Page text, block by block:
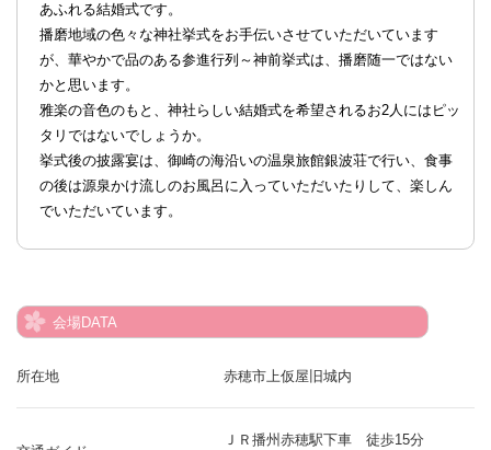
あふれる結婚式です。
播磨地域の色々な神社挙式をお手伝いさせていただいています
が、華やかで品のある参進行列～神前挙式は、播磨随一ではない
かと思います。
雅楽の音色のもと、神社らしい結婚式を希望されるお2人にはピッ
タリではないでしょうか。
挙式後の披露宴は、御崎の海沿いの温泉旅館銀波荘で行い、食事
の後は源泉かけ流しのお風呂に入っていただいたりして、楽しん
でいただいています。
会場DATA
所在地 赤穂市上仮屋旧城内
ＪＲ播州赤穂駅下車 徒歩15分